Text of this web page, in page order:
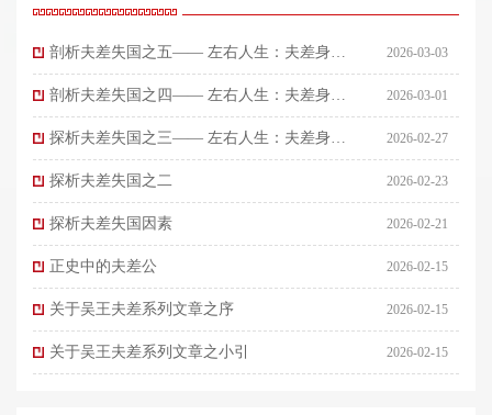
剖析夫差失国之五—— 左右人生：夫差身边
的人们 伍子胥（二）
2026-03-03
剖析夫差失国之四—— 左右人生：夫差身边
的人们
2026-03-01
探析夫差失国之三—— 左右人生：夫差身边
的人们
2026-02-27
探析夫差失国之二 2026-02-23
探析夫差失国因素 2026-02-21
正史中的夫差公 2026-02-15
关于吴王夫差系列文章之序 2026-02-15
关于吴王夫差系列文章之小引 2026-02-15